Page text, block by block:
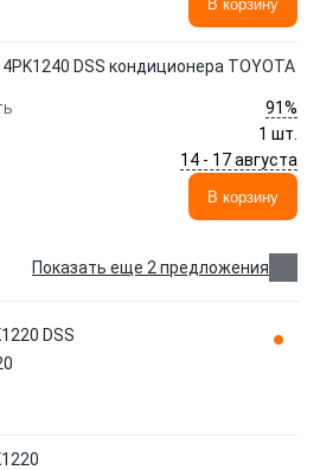
В корзину
DSS кондиционера TOYOTA
91%
1 шт.
14 - 17 августа
В корзину
Показать еще 2 предложения
DSS